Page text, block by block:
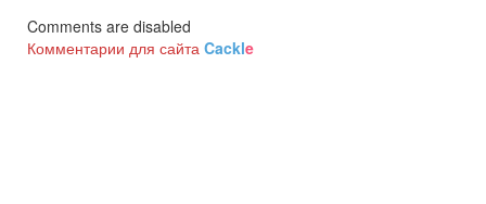
Comments are disabled
Комментарии для сайта Cackle